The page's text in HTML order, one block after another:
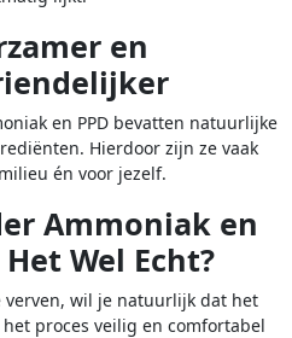
en
en PPD bevatten natuurlijke
Hierdoor zijn ze vaak
én voor jezelf.
Ammoniak en
Wel Echt?
verven, wil je natuurlijk dat het
proces veilig en comfortabel